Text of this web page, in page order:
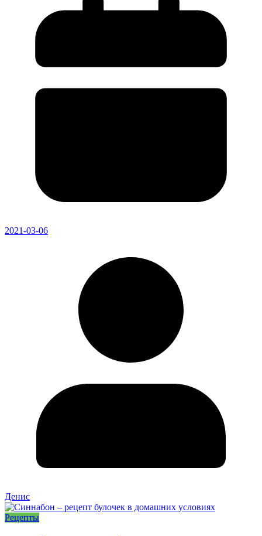
2021-03-06
Денис
Рецепты